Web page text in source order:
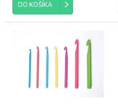
DO KOŠÍKA